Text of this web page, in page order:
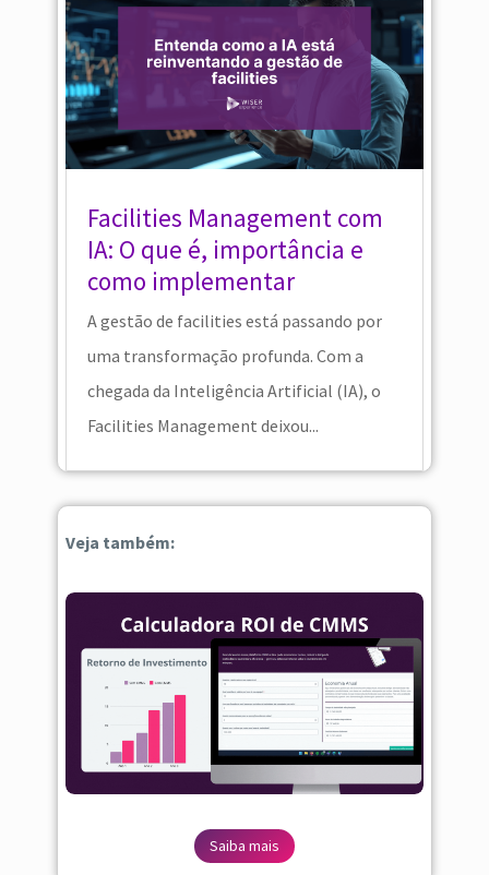
Facilities Management com
IA: O que é, importância e
como implementar
A gestão de facilities está passando por
uma transformação profunda. Com a
chegada da Inteligência Artificial (IA), o
Facilities Management deixou...
Veja também:
Saiba mais